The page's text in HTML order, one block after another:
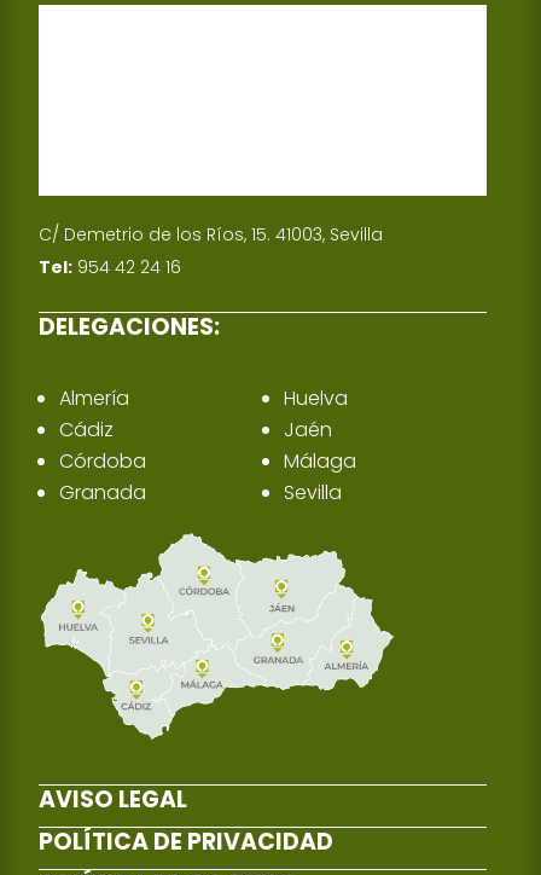
C/ Demetrio de los Ríos, 15. 41003, Sevilla
Tel: 954 42 24 16
DELEGACIONES:
Almería
Cádiz
Córdoba
Granada
Huelva
Jaén
Málaga
Sevilla
AVISO LEGAL
POLÍTICA DE PRIVACIDAD